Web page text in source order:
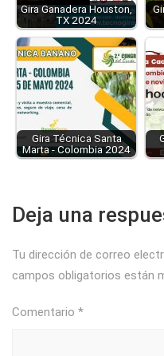
Gira Ganadera Houston,
TX 2024
Gira Técnica Santa
Marta - Colombia 2024
Deja una
Tu dirección de correo
campos obligatorios están
Comentario *